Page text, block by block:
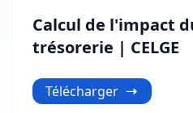
Calcul de l'impact
trésorerie | CELGE
Télécharger